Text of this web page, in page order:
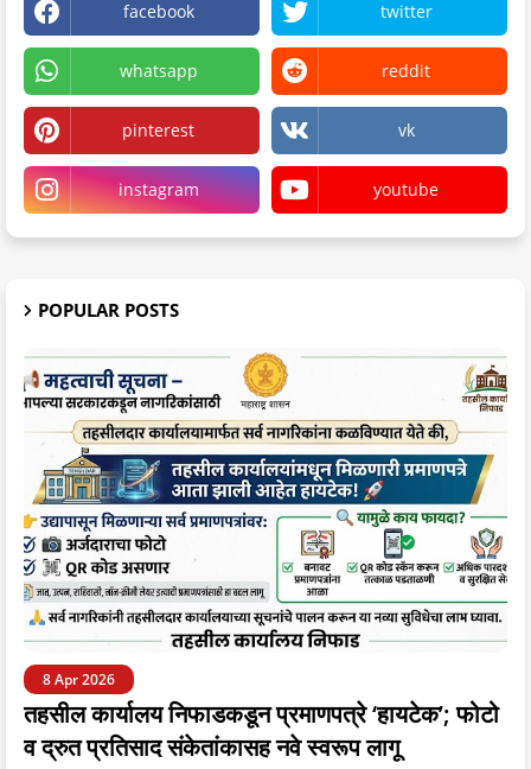
facebook twitter
whatsapp reddit
pinterest vk
instagram youtube
POPULAR POSTS
8 Apr 2026
तहसील कार्यालय निफाडकडून प्रमाणपत्रे ‘हायटेक’; फोटो
व द्रुत प्रतिसाद संकेतांकासह नवे स्वरूप लागू